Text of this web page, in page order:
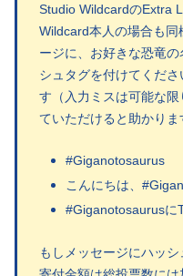
Studio WildcardのExtra
Wildcard本人の場合も
ージに、お好きな恐竜
シュタグを付けてくだ
す（入力ミスは可能な
ていただけると助かりま
#Giganotosaurus
こんにちは、
#Giganotosaurusに
もしメッセージにハッシ